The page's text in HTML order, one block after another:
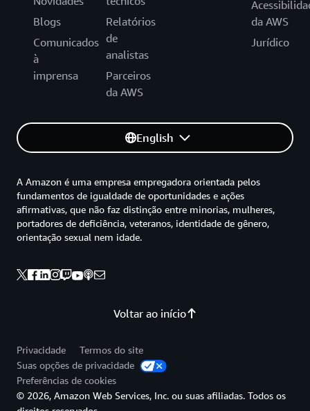
Blogs
Comunicados
à
imprensa
Relatórios
de
analistas
Parceiros
da AWS
da AWS
Jurídico
English
Voltar ao início
A Amazon é uma empresa empregadora orientada pelos
fundamentos de igualdade de oportunidades e ações
afirmativas, que não faz distinção entre minorias, mulheres,
portadores de deficiência, veteranos, identidade de gênero,
orientação sexual nem idade.
Privacidade
Termos do site
Suas opções de privacidade
Preferências de cookies
© 2026, Amazon Web Services, Inc. ou suas afiliadas. Todos os